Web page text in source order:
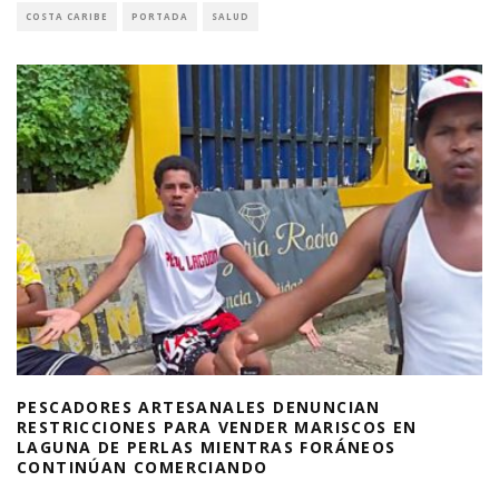
COSTA CARIBE PORTADA SALUD
PESCADORES ARTESANALES DENUNCIAN
RESTRICCIONES PARA VENDER MARISCOS EN
LAGUNA DE PERLAS MIENTRAS FORÁNEOS
CONTINÚAN COMERCIANDO